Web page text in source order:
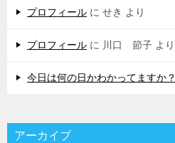
プロフィール に せき より
プロフィール に 川口 節子 より
今日は何の日かわかってますか？
アーカイブ